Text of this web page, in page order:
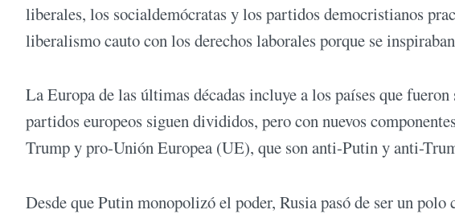
liberales, los socialdemócratas y los partidos democristianos
liberalismo cauto con los derechos laborales porque se
La Europa de las últimas décadas incluye a los países que
partidos europeos siguen divididos, pero con nuevos
Trump y pro-Unión Europea (UE), que son anti-Putin y anti-
Desde que Putin monopolizó el poder, Rusia pasó de ser un polo